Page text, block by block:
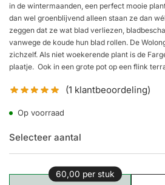
in de wintermaanden, een perfect mooie
dan wel groenblijvend alleen staan ze dan
zeggen dat ze wat blad verliezen,
vanwege de koude hun blad rollen. De
zichzelf. Als niet woekerende plant is de
plaatje. Ook in een grote pot op een flink
(1 klantbeoordeling)
Op voorraad
Selecteer aantal
60,00 per stuk